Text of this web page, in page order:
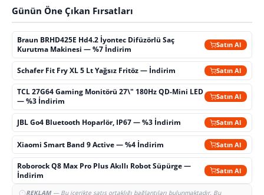
Günün Öne Çıkan Fırsatları
Braun BRHD425E Hd4.2 İyontec Difüzörlü Saç
Kurutma Makinesi — %7 İndirim
Satın Al
Schafer Fit Fry XL 5 Lt Yağsız Fritöz — İndirim Satın Al
TCL 27G64 Gaming Monitörü 27\" 180Hz QD-Mini LED
— %3 İndirim
Satın Al
JBL Go4 Bluetooth Hoparlör, IP67 — %3 İndirim Satın Al
Xiaomi Smart Band 9 Active — %4 İndirim Satın Al
Roborock Q8 Max Pro Plus Akıllı Robot Süpürge —
İndirim
Satın Al
REKLAM— Bu içerikte satış ortaklığı bağlantıları bulunmaktadır. Bu